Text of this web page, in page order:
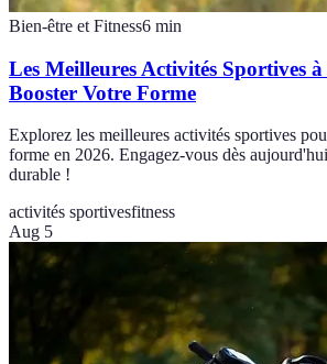
Bien-être et Fitness6 min
Les Meilleures Activités Sportives
Booster Votre Forme
Explorez les meilleures activités sportives
forme en 2026. Engagez-vous dès
durable !
activités sportivesfitness
Aug 5